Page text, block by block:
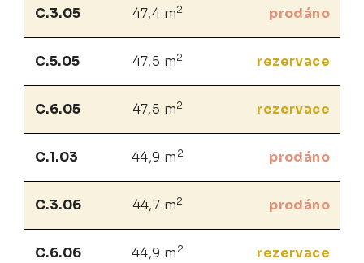
C.3.05 47,4 m2 prodáno
C.5.05 47,5 m2 rezervace
C.6.05 47,5 m2 rezervace
C.1.03 44,9 m 2 prodáno
C.3.06 44,7 m2 prodáno
C.6.06 44,9 m 2 rezervace